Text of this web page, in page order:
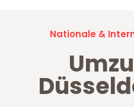
Nationale &